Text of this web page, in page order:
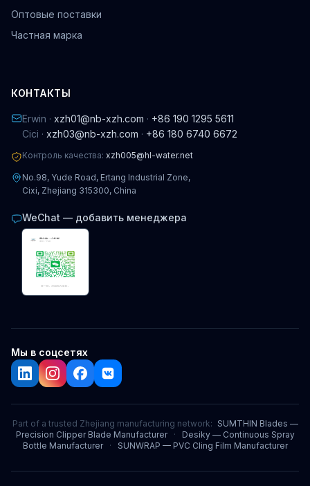
Оптовые поставки
Частная марка
КОНТАКТЫ
Erwin · xzh01@nb-xzh.com · +86 190 1295 5611
Cici · xzh03@nb-xzh.com · +86 180 6740 6672
Контроль качества: xzh005@hl-water.net
No.98, Yude Road, Ertang Industrial Zone,
Cixi, Zhejiang 315300, China
WeChat — добавить менеджера
Мы в соцсетях
Part of a trusted Zhejiang manufacturing network: SUMTHIN Blades —
Precision Clipper Blade Manufacturer
·
Desiky — Continuous Spray
Bottle Manufacturer
· SUNWRAP — PVC Cling Film Manufacturer